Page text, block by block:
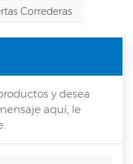
Correderas
y desea
aquí, le